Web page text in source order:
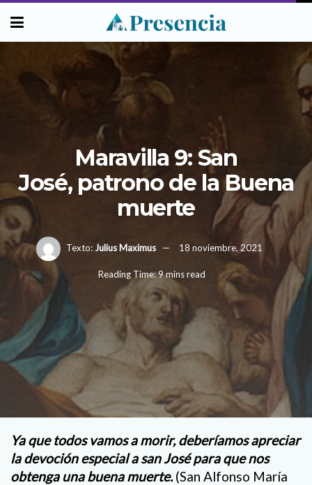
Maravilla 9: San
José, patrono de la Buena
muerte
Texto: Julius Maximus 18 noviembre, 2021
Reading Time: 9 mins read
Ya que todos vamos a morir, deberíamos apreciar
la devoción especial a san José para que nos
obtenga una buena muerte.(San Alfonso María